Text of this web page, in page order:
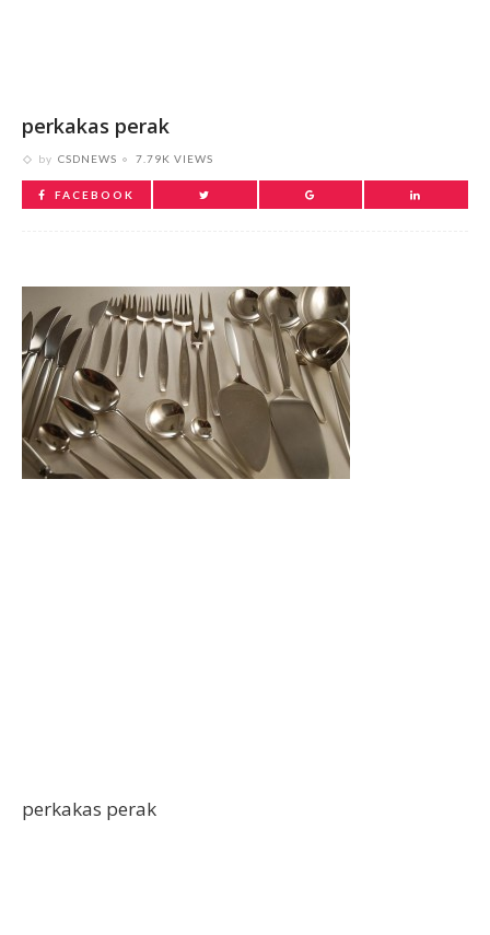
perkakas perak
by CSDNEWS 7.79K VIEWS
FACEBOOK
perkakas perak